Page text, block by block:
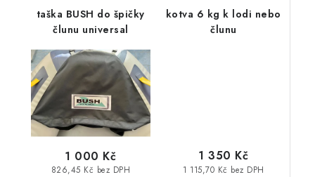
taška BUSH do špičky
člunu universal
826,45 Kč bez DPH
1 000 Kč
kotva 6 kg k lodi nebo
člunu
1 115,70 Kč bez DPH
1 350 Kč